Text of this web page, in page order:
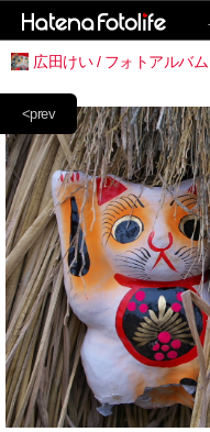
広田けい / フォトアルバム
<prev